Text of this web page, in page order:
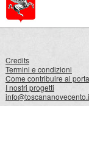
Credits
Termini e condizioni
Come contribuire al
I nostri progetti